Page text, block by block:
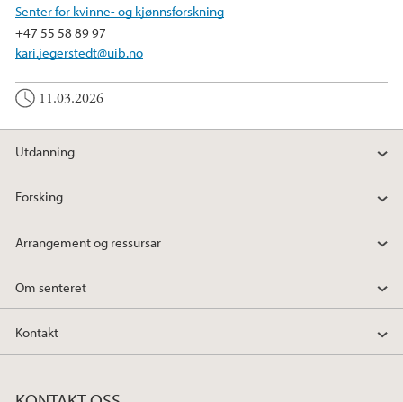
Senter for kvinne- og kjønnsforskning
+47 55 58 89 97
kari.jegerstedt@uib.no
11.03.2026
Utdanning
Forsking
Arrangement og ressursar
Om senteret
Kontakt